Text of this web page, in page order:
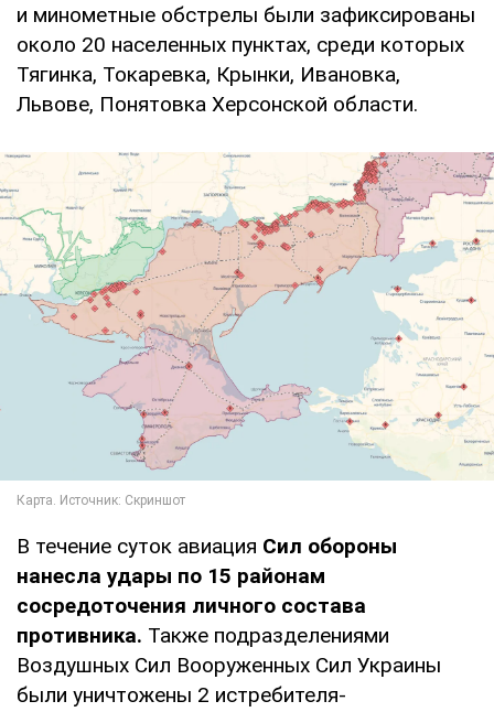
и минометные обстрелы были зафиксированы
около 20 населенных пунктах, среди которых
Тягинка, Токаревка, Крынки, Ивановка,
Львове, Понятовка Херсонской области.
В течение суток авиация Сил обороны
нанесла удары по 15 районам
сосредоточения личного состава
противника. Также подразделениями
Воздушных Сил Вооруженных Сил Украины
были уничтожены 2 истребителя-